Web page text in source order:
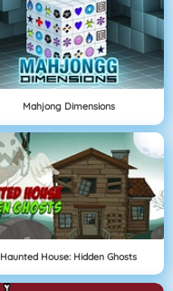
Mahjong Dimensions
Haunted House: Hidden Ghosts